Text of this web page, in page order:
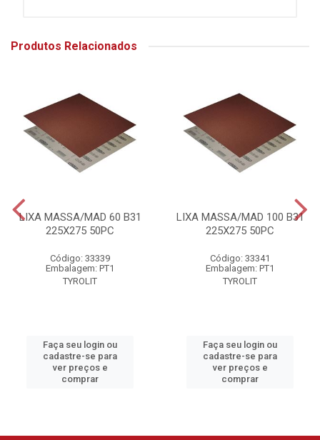
Produtos Relacionados
LIXA MASSA/MAD 60 B31
225X275 50PC
Código: 33339
Embalagem: PT1
TYROLIT
Faça seu login ou
cadastre-se para
ver preços e
comprar
LIXA MASSA/MAD 100 B31
225X275 50PC
Código: 33341
Embalagem: PT1
TYROLIT
Faça seu login ou
cadastre-se para
ver preços e
comprar